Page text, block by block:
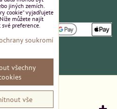
Reklamace
soukromí
jiných zemích.
cookie“ vyjadřujete
můžete najít
preference.
soukromí
všechny
vše